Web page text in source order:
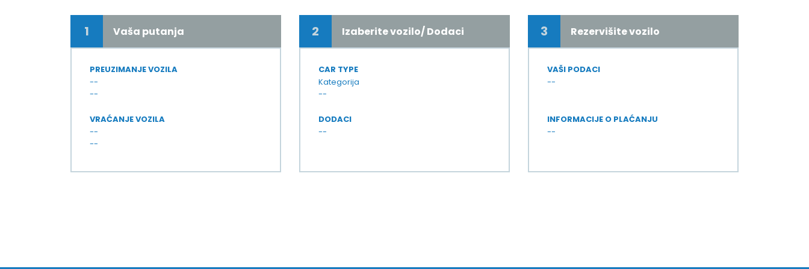
1 Vaša putanja
PREUZIMANJE VOZILA
--
--
VRAĆANJE VOZILA
--
--
2 Izaberite vozilo/ Dodaci
CAR TYPE
Kategorija
--
DODACI
--
3 Rezervišite vozilo
VAŠI PODACI
--
INFORMACIJE O PLAĆANJU
--